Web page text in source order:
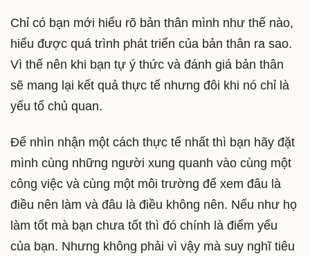
Chỉ có bạn mới hiểu rõ bản thân mình như thế nào,
hiểu được quá trình phát triển của bản thân ra sao.
Vì thế nên khi bạn tự ý thức và đánh giá bản thân
sẽ mang lại kết quả thực tế nhưng đôi khi nó chỉ là
yếu tố chủ quan.
Để nhìn nhận một cách thực tế nhất thì bạn hãy đặt
mình cùng những người xung quanh vào cùng một
công việc và cùng một môi trường để xem đâu là
điều nên làm và đâu là điều không nên. Nếu như họ
làm tốt mà bạn chưa tốt thì đó chính là điểm yếu
của bạn. Nhưng không phải vì vậy mà suy nghĩ tiêu